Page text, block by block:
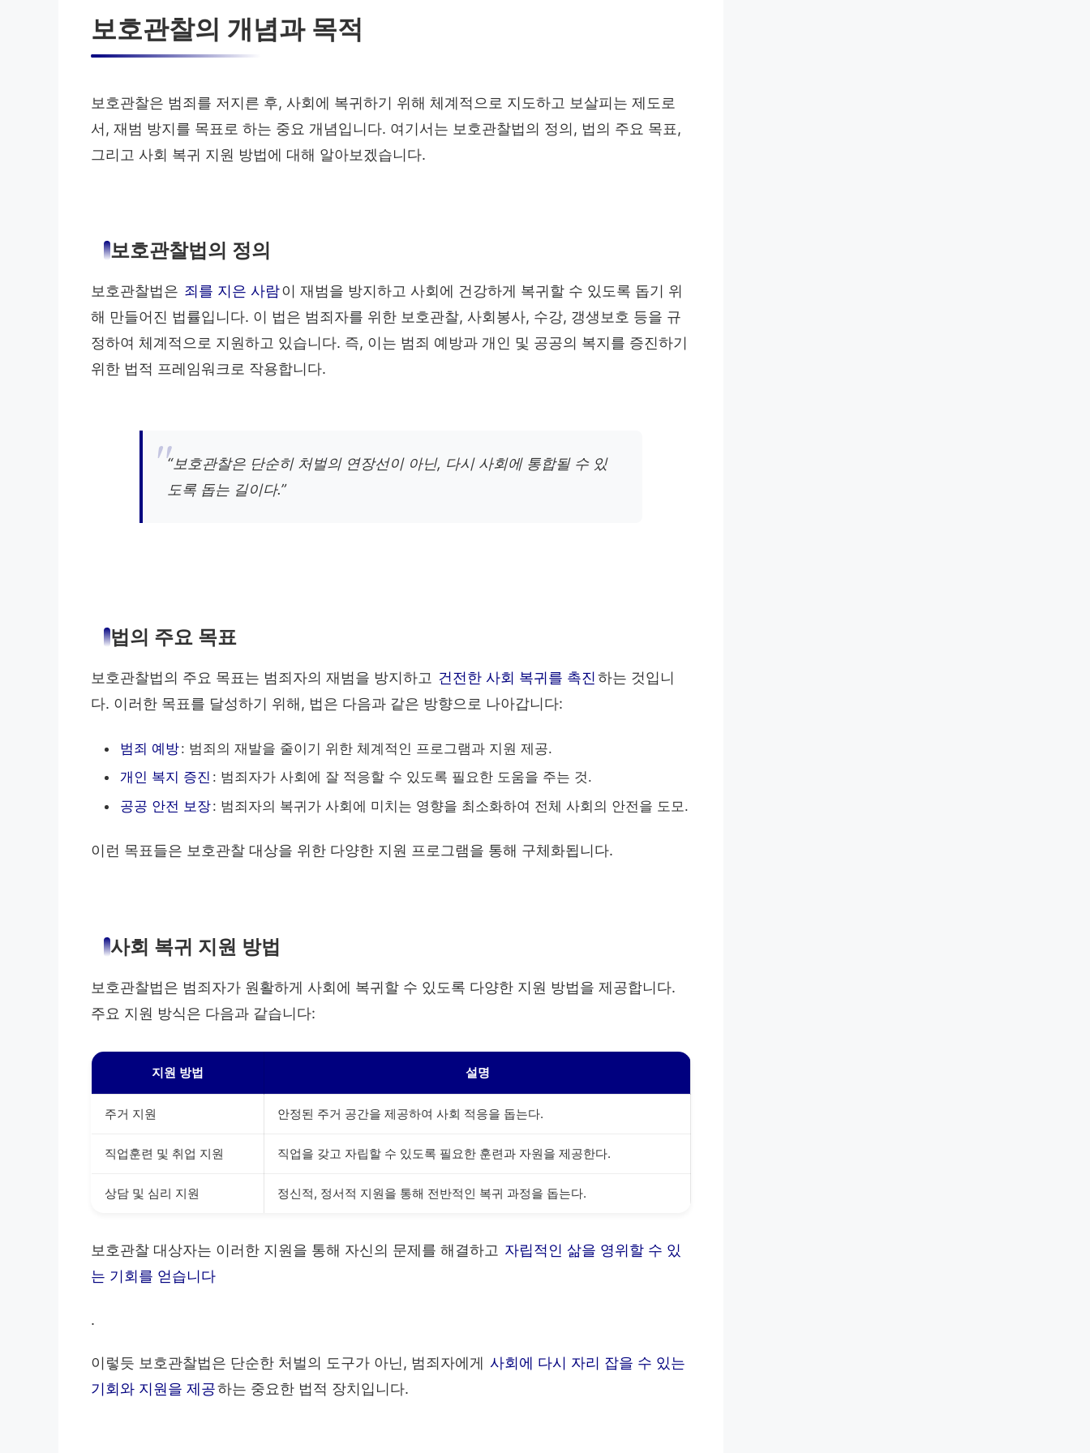
보호관찰의 개념과 목적
보호관찰은 범죄를 저지른 후, 사회에 복귀하기 위해 체계적으로 지도하고 보살피는 제도로
서, 재범 방지를 목표로 하는 중요 개념입니다. 여기서는 보호관찰법의 정의, 법의 주요 목표,
그리고 사회 복귀 지원 방법에 대해 알아보겠습니다.
보호관찰법의 정의
보호관찰법은 죄를 지은 사람이 재범을 방지하고 사회에 건강하게 복귀할 수 있도록 돕기 위
해 만들어진 법률입니다. 이 법은 범죄자를 위한 보호관찰, 사회봉사, 수강, 갱생보호 등을 규
정하여 체계적으로 지원하고 있습니다. 즉, 이는 범죄 예방과 개인 및 공공의 복지를 증진하기
위한 법적 프레임워크로 작용합니다.
“보호관찰은 단순히 처벌의 연장선이 아닌, 다시 사회에 통합될 수 있
도록 돕는 길이다.”
법의 주요 목표
보호관찰법의 주요 목표는 범죄자의 재범을 방지하고 건전한 사회 복귀를 촉진하는 것입니
다. 이러한 목표를 달성하기 위해, 법은 다음과 같은 방향으로 나아갑니다:
범죄 예방: 범죄의 재발을 줄이기 위한 체계적인 프로그램과 지원 제공.
개인 복지 증진 : 범죄자가 사회에 잘 적응할 수 있도록 필요한 도움을 주는 것.
공공 안전 보장: 범죄자의 복귀가 사회에 미치는 영향을 최소화하여 전체 사회의 안전을 도모.
이런 목표들은 보호관찰 대상을 위한 다양한 지원 프로그램을 통해 구체화됩니다.
사회 복귀 지원 방법
보호관찰법은 범죄자가 원활하게 사회에 복귀할 수 있도록 다양한 지원 방법을 제공합니다.
주요 지원 방식은 다음과 같습니다:
지원 방법 설명
주거 지원 안정된 주거 공간을 제공하여 사회 적응을 돕는다.
직업훈련 및 취업 지원 직업을 갖고 자립할 수 있도록 필요한 훈련과 자원을 제공한다.
상담 및 심리 지원 정신적, 정서적 지원을 통해 전반적인 복귀 과정을 돕는다.
보호관찰 대상자는 이러한 지원을 통해 자신의 문제를 해결하고 자립적인 삶을 영위할 수 있
는 기회를 얻습니다
.
이렇듯 보호관찰법은 단순한 처벌의 도구가 아닌, 범죄자에게 사회에 다시 자리 잡을 수 있는
기회와 지원을 제공하는 중요한 법적 장치입니다.